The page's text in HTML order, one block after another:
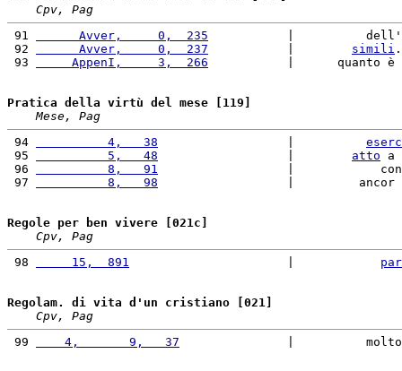
Cpv, Pag
91
      Avver,     0,  235
           |          dell'
92
      Avver,     0,  237
simili
93
     AppenI,     3,  266
           |      quanto è
Pratica della virtù del mese [119]
Mese, Pag
94
          4,   38
95
          5,   48
atto a
96
          8,   91
|
97
          8,   98
|
Regole per ben vivere [021c]
Cpv, Pag
98
     15,  891
Regolam. di vita d'un cristiano [021]
Cpv, Pag
99
    4,       9,   37
|